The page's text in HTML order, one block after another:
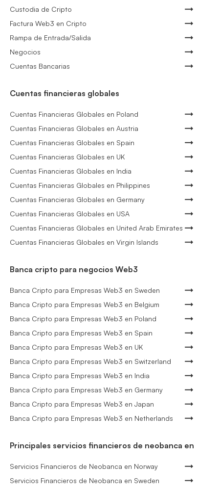
Custodia de Cripto
Factura Web3 en Cripto
Rampa de Entrada/Salida
Negocios
Cuentas Bancarias
Cuentas financieras globales
Cuentas Financieras Globales en Poland
Cuentas Financieras Globales en Austria
Cuentas Financieras Globales en Spain
Cuentas Financieras Globales en UK
Cuentas Financieras Globales en India
Cuentas Financieras Globales en Philippines
Cuentas Financieras Globales en Germany
Cuentas Financieras Globales en USA
Cuentas Financieras Globales en United Arab Emirates
Cuentas Financieras Globales en Virgin Islands
Banca cripto para negocios Web3
Banca Cripto para Empresas Web3 en Sweden
Banca Cripto para Empresas Web3 en Belgium
Banca Cripto para Empresas Web3 en Poland
Banca Cripto para Empresas Web3 en Spain
Banca Cripto para Empresas Web3 en UK
Banca Cripto para Empresas Web3 en Switzerland
Banca Cripto para Empresas Web3 en India
Banca Cripto para Empresas Web3 en Germany
Banca Cripto para Empresas Web3 en Japan
Banca Cripto para Empresas Web3 en Netherlands
Principales servicios financieros de neobanca en
Servicios Financieros de Neobanca en Norway
Servicios Financieros de Neobanca en Sweden